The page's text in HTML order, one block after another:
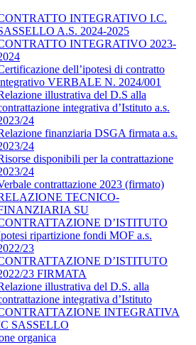
INTEGRATIVO I.C.
A.S. 2024-2025
INTEGRATIVO 2023-
dell’ipotesi di contratto
VERBALE N. 2024/001
illustrativa del D.S alla
integrativa d’Istituto a.s.
24
finanziaria DSGA firmata a.s.
24
disponibili per la contrattazione
24
contrattazione 2023 (firmato)
TECNICO-
SU
D’ISTITUTO
ripartizione fondi MOF a.s.
23
D’ISTITUTO
23 FIRMATA
illustrativa del D.S. alla
integrativa d’Istituto
INTEGRATIVA
SASSELLO
organica